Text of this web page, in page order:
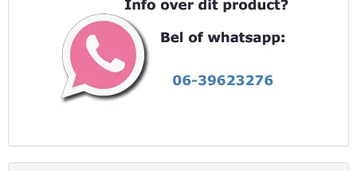
Skylanders
Superman
Story